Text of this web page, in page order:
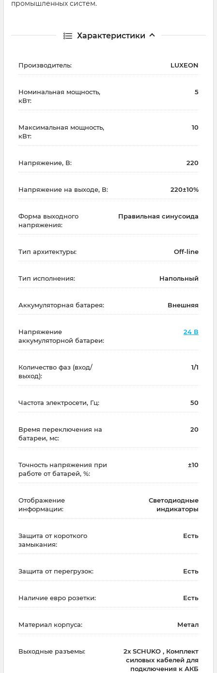
промышленных систем.
Характеристики
Производитель: LUXEON
Номинальная мощность,
кВт:
5
Максимальная мощность,
кВт:
10
Напряжение, В: 220
Напряжение на выходе, В: 220±10%
Форма выходного
напряжения:
Правильная синусоида
Тип архитектуры: Off-line
Тип исполнения: Напольный
Аккумуляторная батарея: Внешняя
Напряжение
аккумуляторной батареи:
24 В
Количество фаз (вход/
выход):
1/1
Частота электросети, Гц: 50
Время переключения на
батареи, мс:
20
Точность напряжения при
работе от батарей, %:
±10
Отображение
информации:
Светодиодные
индикаторы
Защита от короткого
замыкания:
Есть
Защита от перегрузок: Есть
Наличие евро розетки: Есть
Материал корпуса: Метал
Выходные разъемы:
2x SCHUKO , Комплект
силовых кабелей для
подключения к АКБ